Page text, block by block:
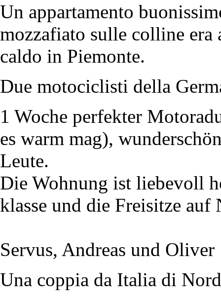
Un appartamento
mozzafiato sulle colline era
caldo in Piemonte.
Due motociclisti della
1 Woche perfekter
es warm mag),
Leute.
Die Wohnung ist liebevoll
klasse und die Freisitze auf
Servus, Andreas und Oliver
Una coppia da Italia di